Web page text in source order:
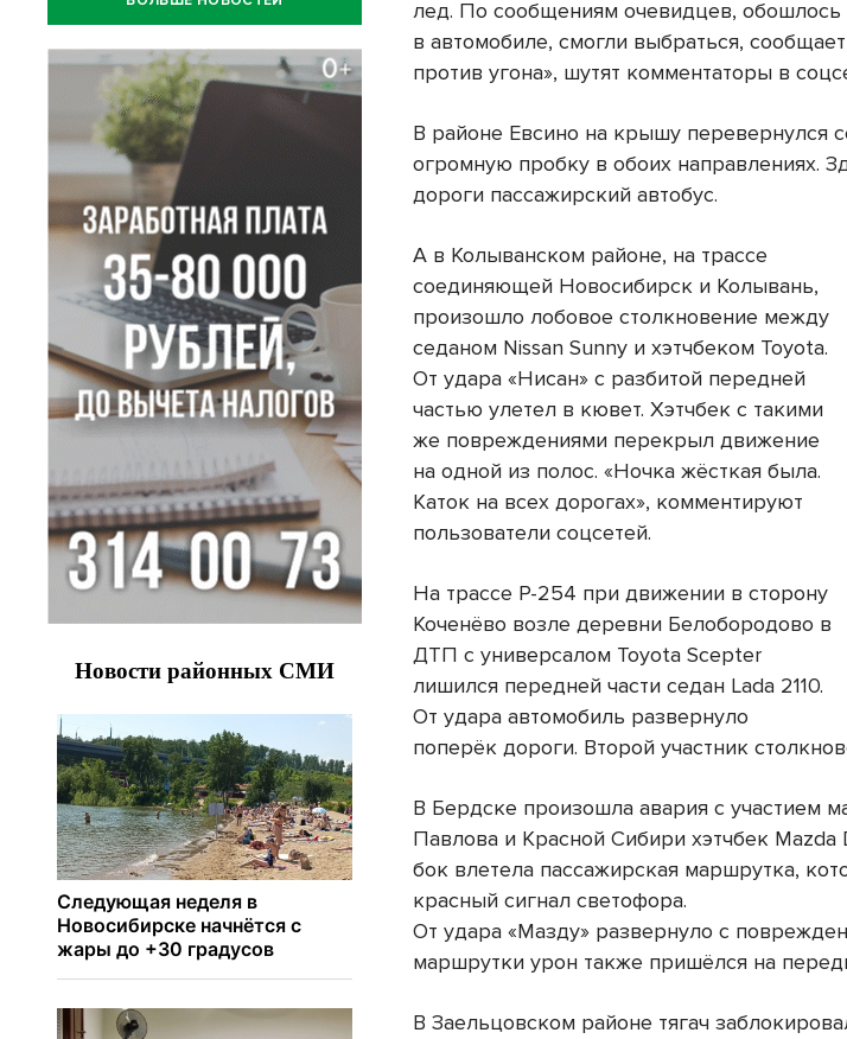
лед. По сообщениям очевидцев,
в автомобиле, смогли выбраться,
против угона», шутят комментаторы в
В районе Евсино на крышу перевернулся
огромную пробку в обоих направлениях.
дороги пассажирский автобус.
А в Колыванском районе, на трассе
соединяющей Новосибирск и Колывань,
произошло лобовое столкновение между
седаном Nissan Sunny и хэтчбеком Toyota.
От удара «Нисан» с разбитой передней
частью улетел в кювет. Хэтчбек с такими
же повреждениями перекрыл движение
на одной из полос. «Ночка жёсткая была.
Каток на всех дорогах», комментируют
пользователи соцсетей.
На трассе Р-254 при движении в сторону
Коченёво возле деревни Белобородово в
ДТП с универсалом Toyota Scepter
лишился передней части седан Lada 2110.
От удара автомобиль развернуло
поперёк дороги. Второй участник
В Бердске произошла авария с участием
Павлова и Красной Сибири хэтчбек
бок влетела пассажирская маршрутка,
красный сигнал светофора.
От удара «Мазду» развернуло с
маршрутки урон также пришёлся на
В Заельцовском районе тягач